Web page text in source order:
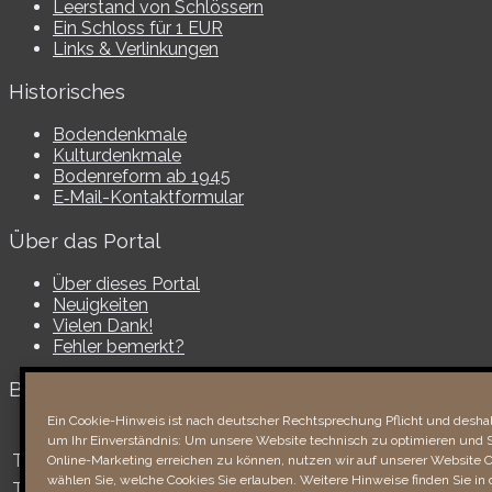
Ein Cookie-Hinweis ist nach deutscher Rechtsprechung Pflicht und
um Ihr Einverständnis: Um unsere Website technisch zu optimieren und
Online-Marketing erreichen zu können, nutzen wir auf unserer Website
wählen Sie, welche Cookies Sie erlauben. Weitere Hinweise finden Sie in
Leerstand von Schlössern
Ein Schloss für 1 EUR
Links & Verlinkungen
Historisches
Bodendenkmale
Kulturdenkmale
Bodenreform ab 1945
E‑Mail-​​Kontaktformular
Über das Portal
Über dieses Portal
Neuigkeiten
Vielen Dank!
Fehler bemerkt?
Besucher seit 08/​2021
Total 88770 1854600